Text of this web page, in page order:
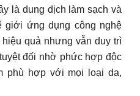
là dung dịch làm sạch và
giới ứng dụng công nghệ
quả nhưng vẫn duy trì
đối nhờ phức hợp độc
phù hợp với mọi loại da,